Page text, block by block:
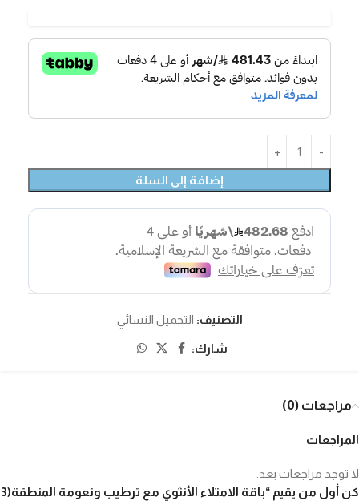
إضافة إلى السلة
التصنيف: التجميل النسائي
شارك:
مراجعات (0)
المراجعات
لا توجد مراجعات بعد.
كن أول من يقيم “باقة الامتلاء الأنثوي مع ترطيب ونعومة المنطقة(3